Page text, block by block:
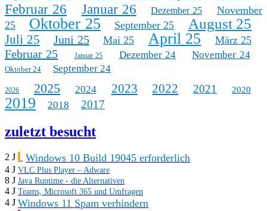
Februar 26 Januar 26 Dezember 25
November
25
Oktober 25 September 25 August 25
Juli 25 Juni 25 Mai 25 April 25 März 25
Februar 25 Januar 25 Dezember 24 November 24
Oktober 24 September 24
2026 2025 2024 2023 2022 2021 2020
2019 2018 2017
zuletzt besucht
2 J Windows 10 Build 19045 erforderlich
4 J VLC Plus Player – Adware
8 J Java Runtime - die Alternativen
4 J Teams, Microsoft 365 und Umfragen
4 J Windows 11 Spam verhindern